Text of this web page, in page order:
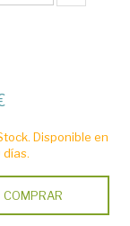
Disponible en
días.
COMPRAR